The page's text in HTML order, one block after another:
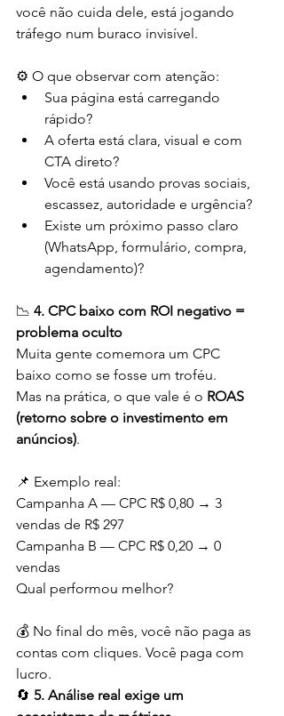
você não cuida dele, está jogando
tráfego num buraco invisível.
⚙️ O que observar com atenção:
Sua página está carregando
rápido?
A oferta está clara, visual e com
CTA direto?
Você está usando provas sociais,
escassez, autoridade e urgência?
Existe um próximo passo claro
(WhatsApp, formulário, compra,
agendamento)?
📉 4. CPC baixo com ROI negativo =
problema oculto
Muita gente comemora um CPC
baixo como se fosse um troféu.
Mas na prática, o que vale é o ROAS
(retorno sobre o investimento em
anúncios).
📌 Exemplo real:
Campanha A — CPC R$ 0,80 → 3
vendas de R$ 297
Campanha B — CPC R$ 0,20 → 0
vendas
Qual performou melhor?
💰 No final do mês, você não paga as
contas com cliques. Você paga com
lucro.
🔄 5. Análise real exige um